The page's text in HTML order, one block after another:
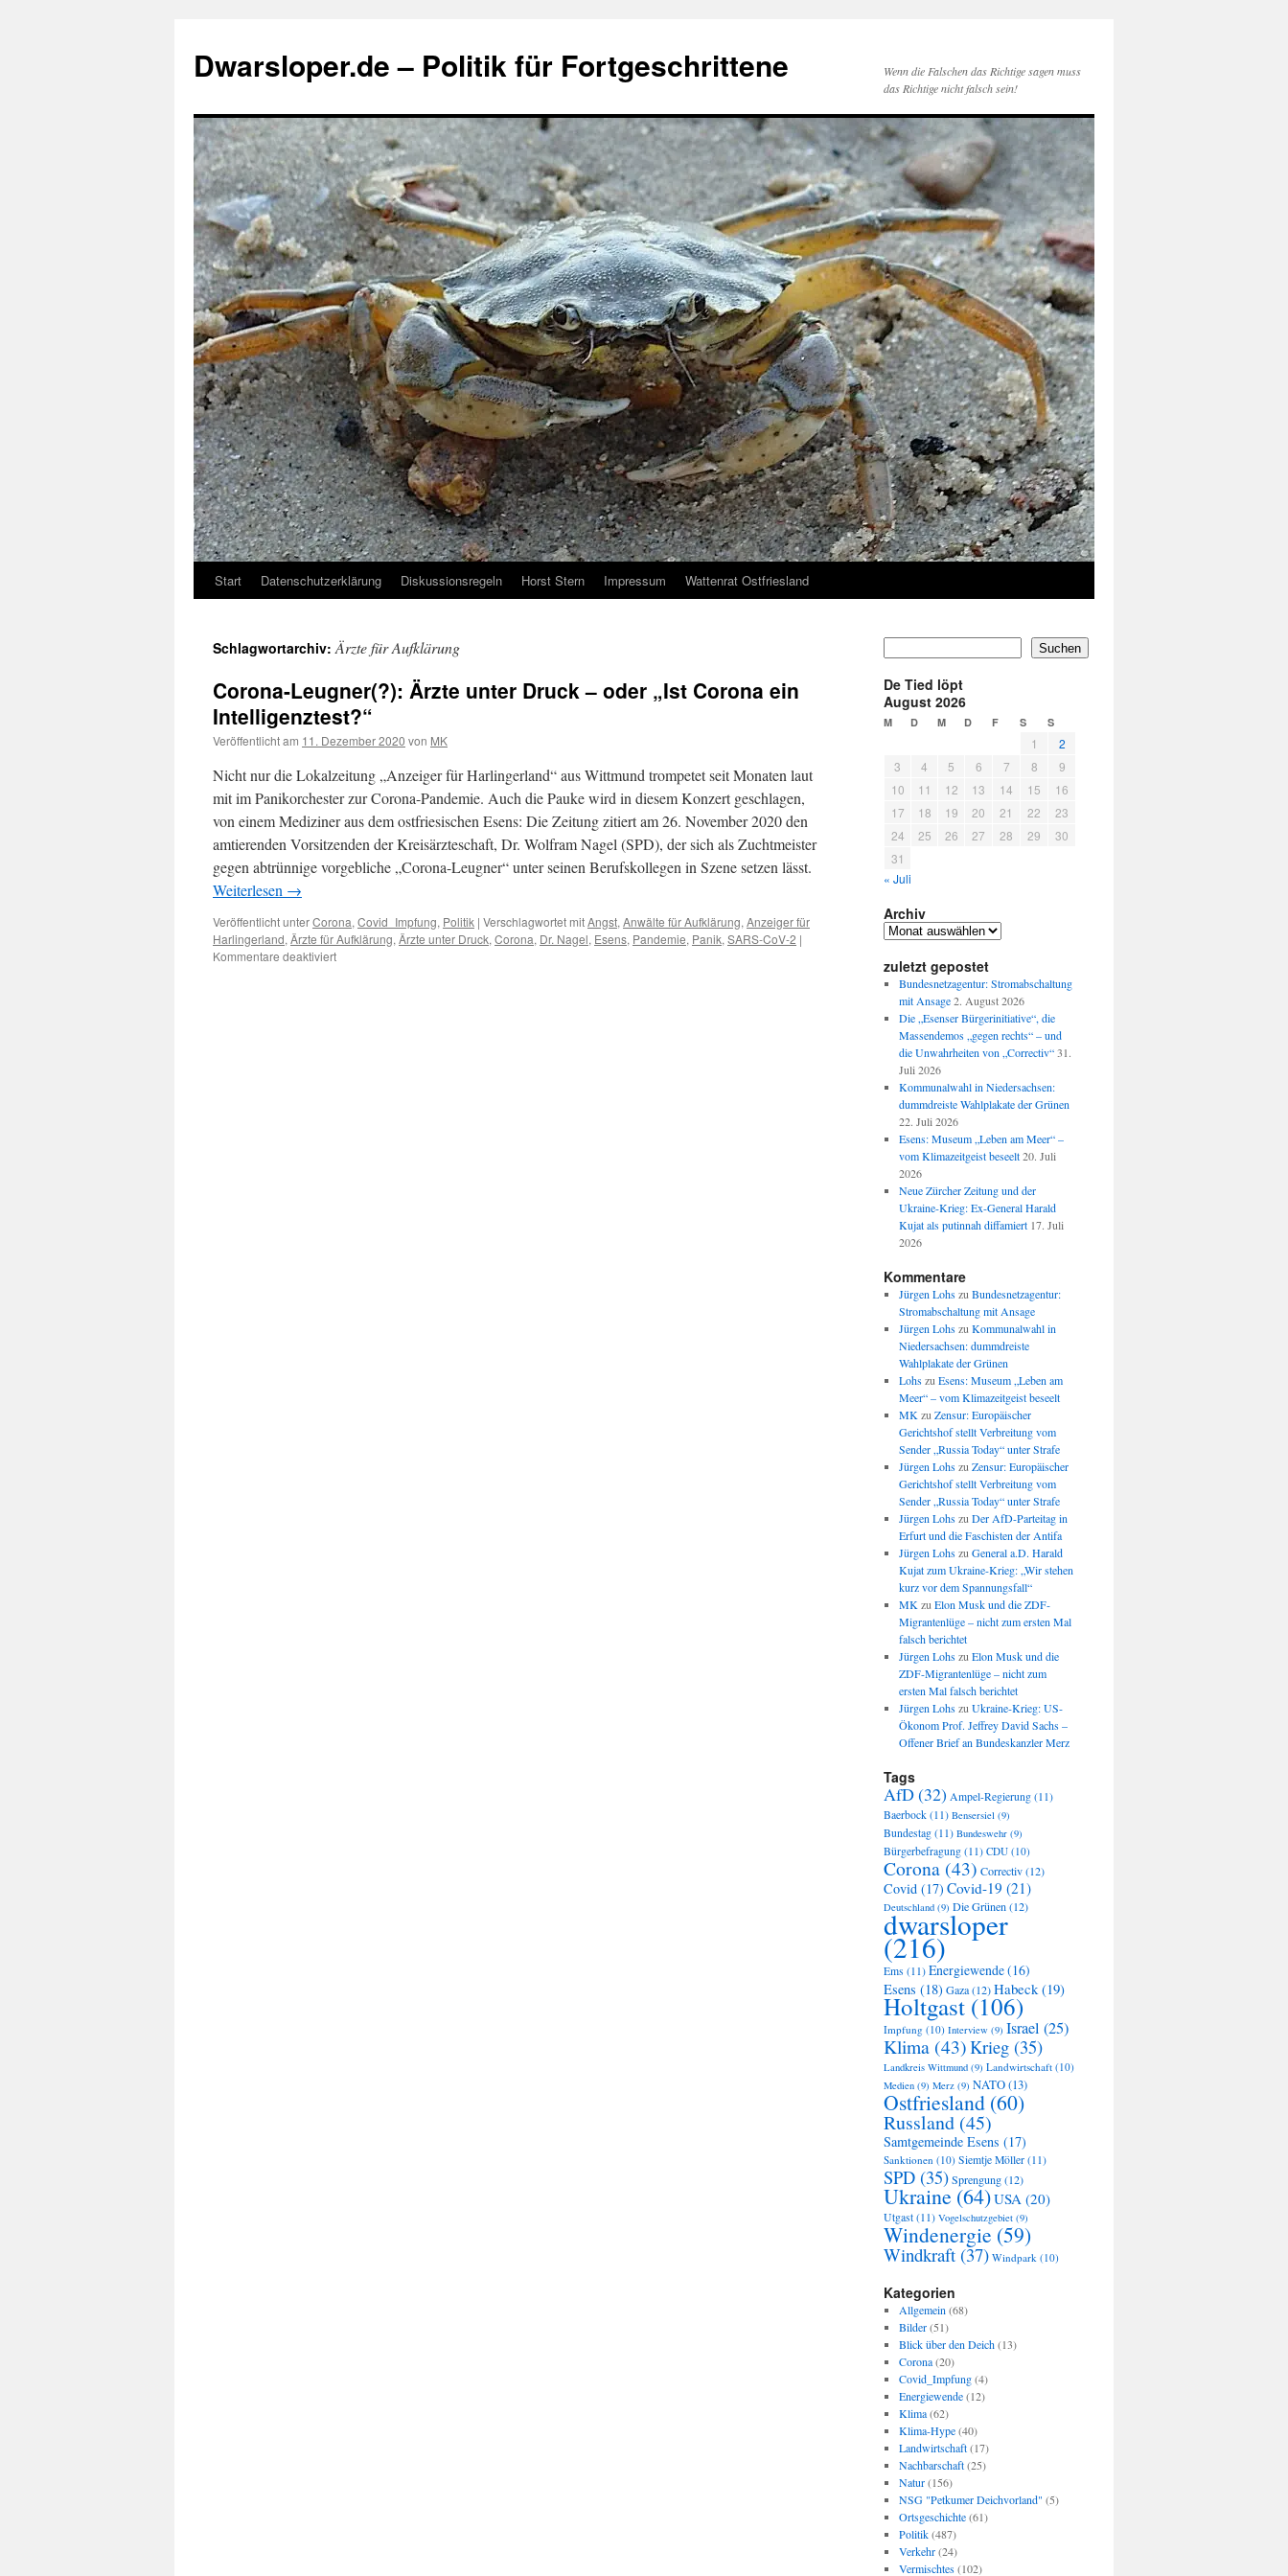
springen
Dwarsloper.de – Politik für Fortgeschrittene
Wenn die Falschen das Richtige sagen muss
das Richtige nicht falsch sein!
Start Datenschutzerklärung Diskussionsregeln Horst Stern Impressum Wattenrat Ostfriesland
Schlagwortarchiv:Ärzte für Aufklärung
Corona-Leugner(?): Ärzte unter Druck – oder „Ist Corona ein
Intelligenztest?“
Veröffentlicht am 11. Dezember 2020 von MK
Nicht nur die Lokalzeitung „Anzeiger für Harlingerland“ aus Wittmund trompetet seit Monaten laut
mit im Panikorchester zur Corona-Pandemie. Auch die Pauke wird in diesem Konzert geschlagen,
von einem Mediziner aus dem ostfriesischen Esens: Die Zeitung zitiert am 26. November 2020 den
amtierenden Vorsitzenden der Kreisärzteschaft, Dr. Wolfram Nagel (SPD), der sich als Zuchtmeister
gegen abtrünnige vorgebliche „Corona-Leugner“ unter seinen Berufskollegen in Szene setzen lässt.
Weiterlesen →
Veröffentlicht unterCorona, Covid_Impfung, Politik | Verschlagwortet mitAngst, Anwälte für Aufklärung, Anzeiger für
Harlingerland, Ärzte für Aufklärung, Ärzte unter Druck, Corona, Dr. Nagel, Esens, Pandemie, Panik, SARS-CoV-2 |
Kommentare deaktiviertfür
Suchen
De Tied löpt
August 2026
M D M D F S S
1
2
3
4 5 6 7 8
9
10
11 12 13 14 15
16
17
18 19 20 21 22
23
24
25 26 27 28 29
30
31
« Juli
Archiv
Archiv
zuletzt gepostet
Bundesnetzagentur: Stromabschaltung
mit Ansage 2. August 2026
Die „Esenser Bürgerinitiative“, die
Massendemos „gegen rechts“ – und
die Unwahrheiten von „Correctiv“ 31.
Juli 2026
Kommunalwahl in Niedersachsen:
dummdreiste Wahlplakate der Grünen
22. Juli 2026
Esens: Museum „Leben am Meer“ –
vom Klimazeitgeist beseelt 20. Juli
2026
Neue Zürcher Zeitung und der
Ukraine-Krieg: Ex-General Harald
Kujat als putinnah diffamiert 17. Juli
2026
Kommentare
Jürgen Lohszu Bundesnetzagentur:
Stromabschaltung mit Ansage
Jürgen Lohszu Kommunalwahl in
Niedersachsen: dummdreiste
Wahlplakate der Grünen
Lohszu Esens: Museum „Leben am
Meer“ – vom Klimazeitgeist beseelt
MK zu Zensur: Europäischer
Gerichtshof stellt Verbreitung vom
Sender „Russia Today“ unter Strafe
Jürgen Lohszu Zensur: Europäischer
Gerichtshof stellt Verbreitung vom
Sender „Russia Today“ unter Strafe
Jürgen Lohszu Der AfD-Parteitag in
Erfurt und die Faschisten der Antifa
Jürgen Lohszu General a.D. Harald
Kujat zum Ukraine-Krieg: „Wir stehen
kurz vor dem Spannungsfall“
MK zu Elon Musk und die ZDF-
Migrantenlüge – nicht zum ersten Mal
falsch berichtet
Jürgen Lohszu Elon Musk und die
ZDF-Migrantenlüge – nicht zum
ersten Mal falsch berichtet
Jürgen Lohszu Ukraine-Krieg: US-
Ökonom Prof. Jeffrey David Sachs –
Offener Brief an Bundeskanzler Merz
Tags
AfD(32) Ampel-Regierung (11)
Baerbock (11) Bensersiel (9)
Bundestag (11) Bundeswehr (9)
Bürgerbefragung (11) CDU (10)
Corona (43) Correctiv(12)
Covid (17) Covid-19 (21)
Deutschland (9) Die Grünen(12)
dwarsloper
(216)
Ems (11) Energiewende(16)
Esens (18)Gaza(12)Habeck(19)
Holtgast (106)
Impfung (10) Interview (9) Israel (25)
Klima (43)Krieg (35)
Landkreis Wittmund (9) Landwirtschaft (10)
Medien (9) Merz (9) NATO(13)
Ostfriesland (60)
Russland (45)
Samtgemeinde Esens (17)
Sanktionen (10) Siemtje Möller (11)
SPD (35)Sprengung(12)
Ukraine (64)USA (20)
Utgast (11) Vogelschutzgebiet (9)
Windenergie (59)
Windkraft (37) Windpark (10)
Kategorien
Allgemein (68)
Bilder(51)
Blick über den Deich(13)
Corona(20)
Covid_Impfung(4)
Energiewende(12)
Klima(62)
Klima-Hype(40)
Landwirtschaft(17)
Nachbarschaft(25)
Natur(156)
NSG "Petkumer Deichvorland" (5)
Ortsgeschichte(61)
Politik(487)
Verkehr(24)
Vermischtes(102)